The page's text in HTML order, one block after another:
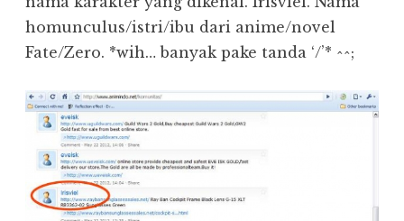
homunculus/istri/ibu dari anime/novel
Fate/Zero. *wih… banyak pake tanda ‘/’* ^^;